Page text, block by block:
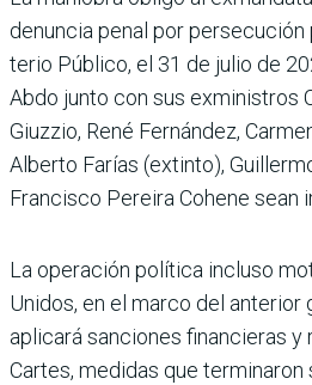
denuncia penal por
terio Público, el 31 de julio de
Abdo junto con sus exminis­tros
Giuzzio, René Fernández,
Alberto Farías (extinto),
Francisco Pereira Cohene sean
La operación política incluso
Unidos, en el marco del anterior
aplicará sancio­nes financieras
Cartes, medidas que